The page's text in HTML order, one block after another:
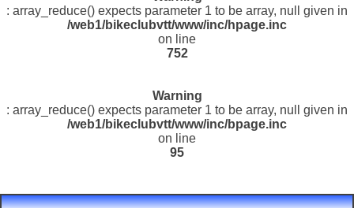
: array_reduce() expects parameter 1 to be array, null given in
/web1/bikeclubvtt/www/inc/hpage.inc
on line
752
Warning
: array_reduce() expects parameter 1 to be array, null given in
/web1/bikeclubvtt/www/inc/bpage.inc
on line
95